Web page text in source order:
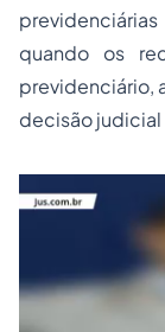
quando os
previdenciário,
decisão